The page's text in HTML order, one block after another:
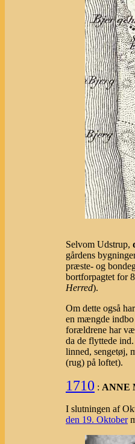
Selvom Udstrup,
gårdens
præste- og
bortforpagtet for
Herred).
Om dette også
en mængde indbo
forældrene har
da de flyttede
linned, sengetøj,
(rug) på loftet).
1710 : ANNE
I slutningen af
den 19. Oktober